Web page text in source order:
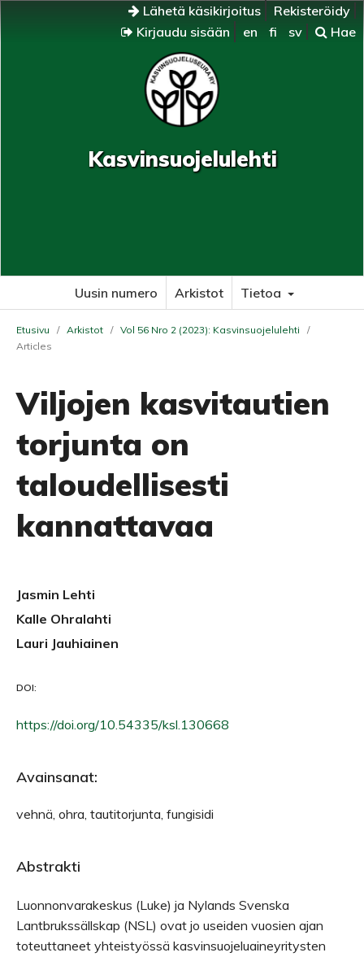
Lähetä käsikirjoitus
Rekisteröidy
Kirjaudu sisään
en fi sv Hae
Kasvinsuojelulehti
Uusin numero Arkistot Tietoa
Etusivu / Arkistot / Vol 56 Nro 2 (2023): Kasvinsuojelulehti
/
Articles
Viljojen kasvitautien
torjunta on
taloudellisesti
kannattavaa
Jasmin Lehti
Kalle Ohralahti
Lauri Jauhiainen
DOI:
https://doi.org/10.54335/ksl.130668
Avainsanat:
vehnä, ohra, tautitorjunta, fungisidi
Abstrakti
Luonnonvarakeskus (Luke) ja Nylands Svenska
Lantbrukssällskap (NSL) ovat jo useiden vuosien ajan
toteuttaneet yhteistyössä kasvinsuojeluaineyritysten